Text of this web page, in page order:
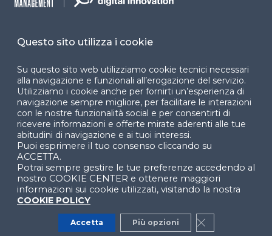
Facebook LinkedIn
YouTube X
© 2024 Copyright © Politecnico di Milano Dipartimento
di Ingegneria Gestionale
Questo sito utilizza i cookie
Su questo sito web utilizziamo cookie tecnici necessari
alla navigazione e funzionali all’erogazione del servizio.
Utilizziamo i cookie anche per fornirti un’esperienza di
navigazione sempre migliore, per facilitare le interazioni
con le nostre funzionalità social e per consentirti di
ricevere informazioni e offerte mirate aderenti alle tue
abitudini di navigazione e ai tuoi interessi.
Puoi esprimere il tuo consenso cliccando su
ACCETTA.
Potrai sempre gestire le tue preferenze accedendo al
nostro COOKIE CENTER e ottenere maggiori
informazioni sui cookie utilizzati, visitando la nostra
COOKIE POLICY
Accetta Più opzioni Close GDPR